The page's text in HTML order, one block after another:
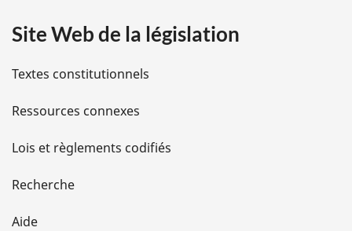
i
l
s
d
e
l
Site Web de la législation
Textes constitutionnels
Ressources connexes
Lois et règlements codifiés
Recherche
Aide